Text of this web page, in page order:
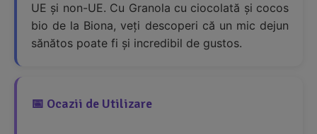
UE și non-UE. Cu Granola cu ciocolată și cocos
bio de la Biona, veți descoperi că un mic dejun
sănătos poate fi și incredibil de gustos.
📅 Ocazii de Utilizare